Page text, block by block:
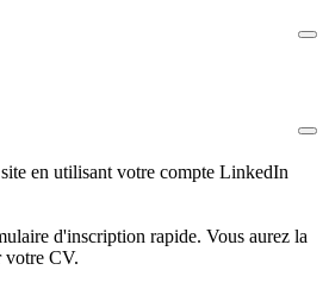
en utilisant votre compte LinkedIn
d'inscription rapide. Vous aurez la
votre CV.